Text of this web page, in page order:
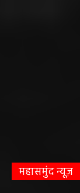
महासमुंद न्यूज़